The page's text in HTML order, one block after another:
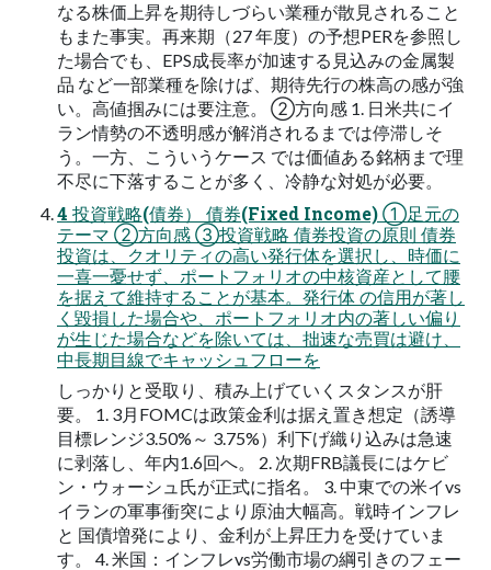
なる株価上昇を期待しづらい業種が散見されること
もまた事実。再来期（27 年度）の予想PERを参照し
た場合でも、EPS成長率が加速する見込みの金属製
品 など一部業種を除けば、期待先行の株高の感が強
い。高値掴みには要注意。 ②方向感 1. 日米共にイ
ラン情勢の不透明感が解消されるまでは停滞しそ
う。一方、こういうケース では価値ある銘柄まで理
不尽に下落することが多く、冷静な対処が必要。
4 投資戦略(債券） 債券(Fixed Income) ①足元の
テーマ ②方向感 ③投資戦略 債券投資の原則 債券
投資は、クオリティの高い発行体を選択し、時価に
一喜一憂せず、ポートフォリオの中核資産として腰
を据えて維持することが基本。発行体 の信用が著し
く毀損した場合や、ポートフォリオ内の著しい偏り
が生じた場合などを除いては、拙速な売買は避け、
中長期目線でキャッシュフローを
しっかりと受取り、積み上げていくスタンスが肝
要。 1. 3月FOMCは政策金利は据え置き想定（誘導
目標レンジ3.50%～ 3.75%）利下げ織り込みは急速
に剥落し、年内1.6回へ。 2. 次期FRB議長にはケビ
ン・ウォーシュ氏が正式に指名。 3. 中東での米イvs
イランの軍事衝突により原油大幅高。戦時インフレ
と 国債増発により、金利が上昇圧力を受けていま
す。 4. 米国：インフレvs労働市場の綱引きのフェー